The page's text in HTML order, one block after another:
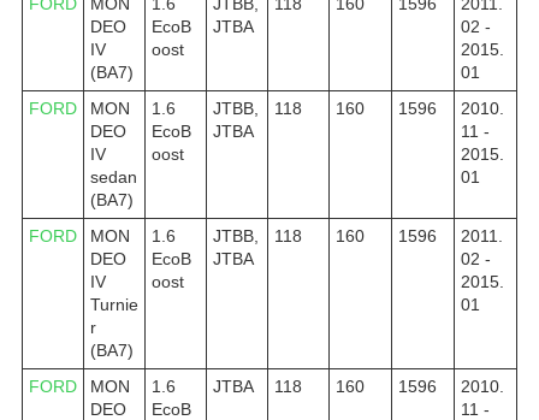
DEO
IV
(BA7)
EcoB
oost
JTBA
02 -
2015.
01
FORD
MON
DEO
IV
sedan
(BA7)
1.6
EcoB
oost
JTBB,
JTBA
118 160 1596
2010.
11 -
2015.
01
FORD
MON
DEO
IV
Turnie
r
(BA7)
1.6
EcoB
oost
JTBB,
JTBA
118 160 1596
2011.
02 -
2015.
01
FORD
MON
DEO
1.6
EcoB
JTBA 118 160 1596
2010.
11 -